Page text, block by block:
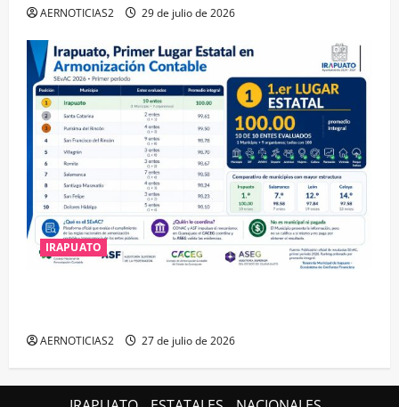
AERNOTICIAS2 29 de julio de 2026
IRAPUATO
AERNOTICIAS2 27 de julio de 2026